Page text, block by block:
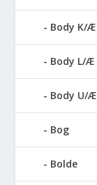
Body K/Æ
Body L/Æ
Body U/Æ
Bog
Bolde